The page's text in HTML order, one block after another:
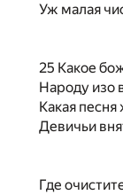
Уж малая
25 Какое
Народу изо
Какая
Девичьи
Где